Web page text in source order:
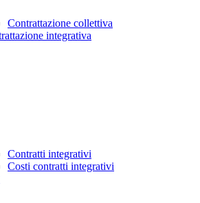
Contrattazione collettiva
integrativa
Contratti integrativi
Costi contratti integrativi